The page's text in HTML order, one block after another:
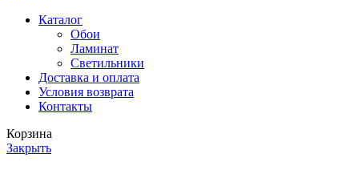
Каталог
Обои
Ламинат
Светильники
Доставка и оплата
Условия возврата
Контакты
Корзина
Закрыть